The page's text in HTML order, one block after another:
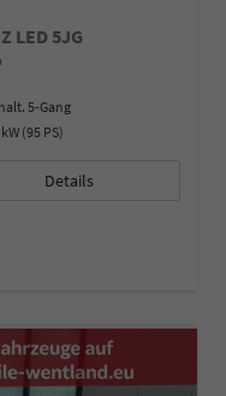
LED 5JG
5-Gang
(95 PS)
Details